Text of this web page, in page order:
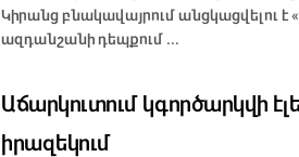
Կիրանց բնակավայրում անցկացվելու
ազդանշանի դեպքում ...
Աճարկուտում կգործարկվի
իրազեկում